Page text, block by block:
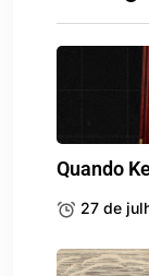
Quando
27 de